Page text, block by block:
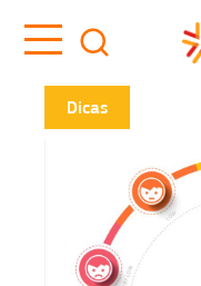
Dicas